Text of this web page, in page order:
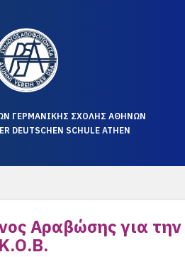
ΓΕΡΜΑΝΙΚΗΣ ΣΧΟΛΗΣ ΑΘΗΝΩΝ
DEUTSCHEN SCHULE ATHEN
Αραβώσης για την